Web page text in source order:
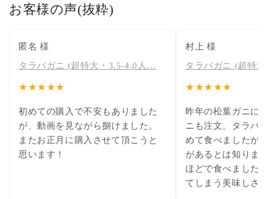
お客様の声(抜粋)
匿名 様
タラバガニ (超特大・3.5-4.0人…
★★★★★
初めての購入で不安もありました
が、動画を見ながら捌けました。
またお正月に購入させて頂こうと
思います！
村上 様
タラバガニ (超特
★★★★★
昨年の松葉ガニに
ニも注文。タラバ
めて食べましたが
があるとは知りま
ほどで食べました
てしまう美味しさ